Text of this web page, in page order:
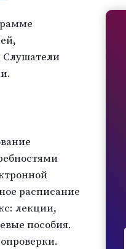
Слушатели
расписание
лекции,
пособия.